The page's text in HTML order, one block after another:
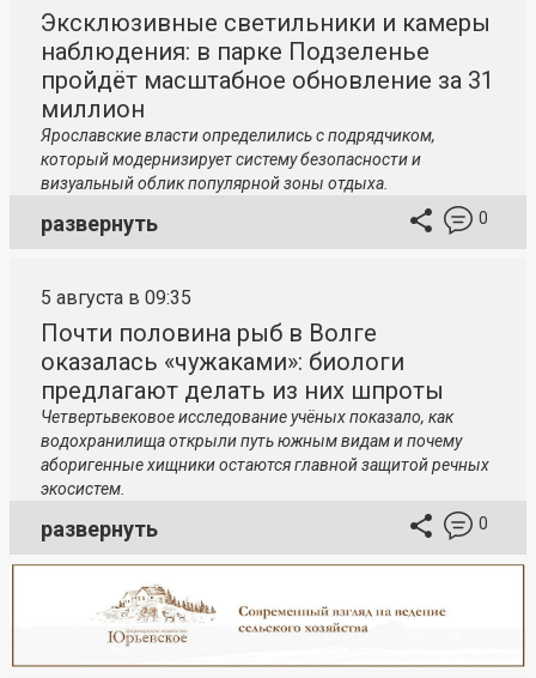
Эксклюзивные светильники и камеры
наблюдения: в парке Подзеленье
пройдёт масштабное обновление за 31
миллион
Ярославские власти определились с подрядчиком,
который модернизирует систему безопасности и
визуальный облик популярной зоны отдыха.
развернуть 0
5 августа в 09:35
Почти половина рыб в Волге
оказалась «чужаками»: биологи
предлагают делать из них шпроты
Четвертьвековое исследование учёных показало, как
водохранилища открыли путь южным видам и почему
аборигенные хищники остаются главной защитой речных
экосистем.
развернуть 0